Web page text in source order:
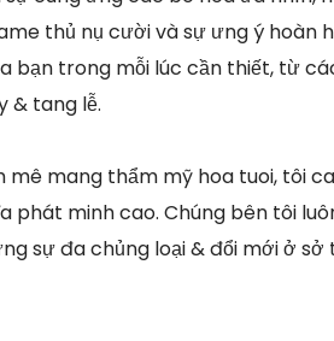
thủ nụ cười và sự ưng ý hoàn
bạn trong mỗi lúc cần thiết, từ
& tang lễ.
mê mang thẩm mỹ hoa tuoi, tôi
phát minh cao. Chúng bên tôi
sự đa chủng loại & đổi mới ở